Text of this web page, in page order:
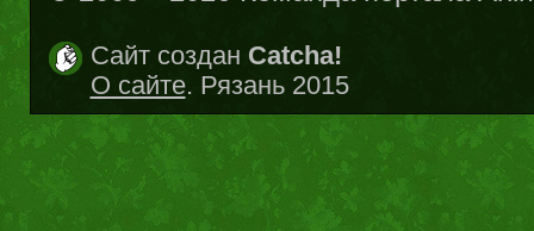
Сайт создан Catcha!
О сайте. Рязань 2015